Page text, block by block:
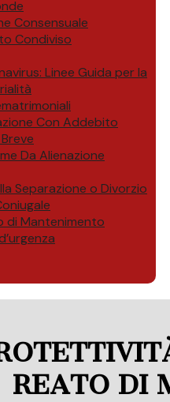
Consensuale
Condiviso
Linee Guida per la
Con Addebito
Da Alienazione
Separazione o Divorzio
di Mantenimento
REATO DI